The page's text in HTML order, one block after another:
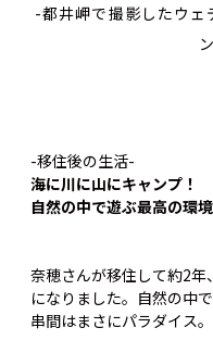
-都井岬で撮影したウェ
-移住後の生活-
海に川に山にキャンプ！
自然の中で遊ぶ最高の環境
奈穂さんが移住して約2
になりました。自然の中
串間はまさにパラダイス。